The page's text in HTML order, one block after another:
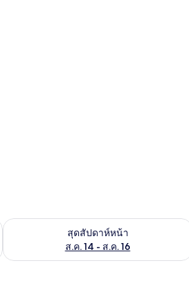
ส.ค. 7 - ส.ค. 9สุดสัปดาห์หน้า
ส.ค. 14 - ส.ค. 16
ตรวจสอบจำนวนห้องพักว่างในสุดสัปดา